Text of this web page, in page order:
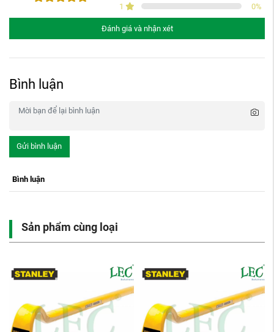
1
0%
Đánh giá và nhận xét
Bình luận
Gửi bình luận
Bình luận
Sản phẩm cùng loại